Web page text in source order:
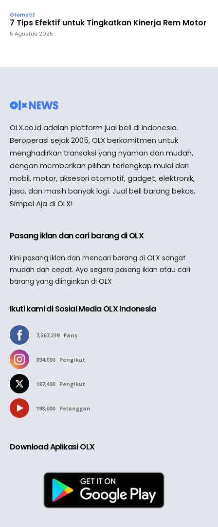
Otomotif
7 Tips Efektif untuk Tingkatkan Kinerja Rem Motor
5 Agustus 2025
OLX.co.id adalah platform jual beli di Indonesia.
Beroperasi sejak 2005, OLX berkomitmen untuk
menghadirkan transaksi yang nyaman dan mudah,
dengan memberikan pilihan terlengkap mulai dari
mobil, motor, aksesori otomotif, gadget, elektronik,
jasa, dan masih banyak lagi. Jual beli barang bekas,
Simpel Aja di OLX!
Pasang iklan dan cari barang di OLX
Kini pasang iklan dan mencari barang di OLX sangat
mudah dan cepat. Ayo segera pasang iklan atau cari
barang yang diinginkan di OLX
Ikuti kami di Sosial Media OLX Indonesia
7,567,239 Fans
894,000 Pengikut
187,400 Pengikut
198,000 Pelanggan
Download Aplikasi OLX